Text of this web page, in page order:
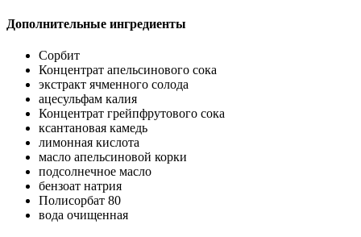
Дополнительные ингредиенты
Сорбит
Концентрат апельсинового сока
экстракт ячменного солода
ацесульфам калия
Концентрат грейпфрутового сока
ксантановая камедь
лимонная кислота
масло апельсиновой корки
подсолнечное масло
бензоат натрия
Полисорбат 80
вода очищенная